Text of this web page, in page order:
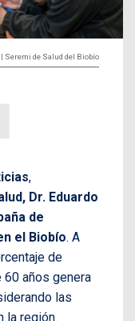
| Seremi de Salud del Biobío
,
Dr. Eduardo
de
el Biobío. A
de
60 años genera
las
la región.